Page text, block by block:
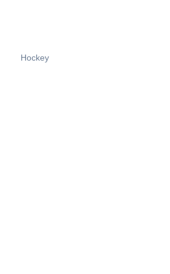
Hockey